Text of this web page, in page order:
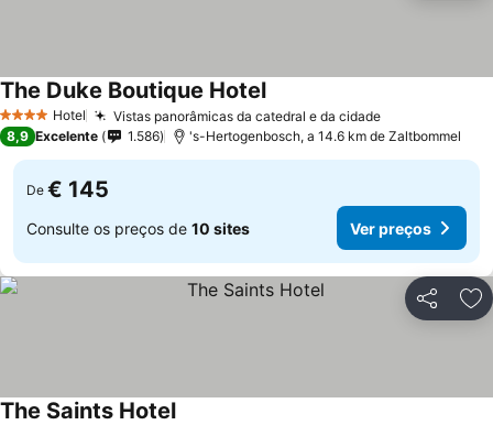
4 EstrelasHotel Vistas panorâmicas da catedral e da cidade
The Duke Boutique Hotel
8,9 Excelente 1.586 's-Hertogenbosch, a 14.6 km de Zaltbommel
De € 145
Consulte os preços de 10 sites Ver preços
Partilhar
The Saints Hotel